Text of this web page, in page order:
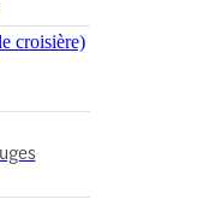
croisière)